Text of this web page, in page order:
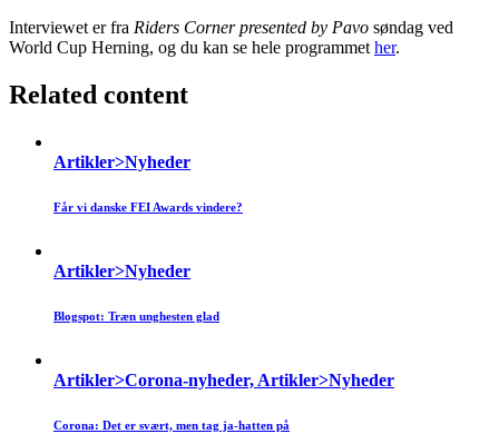
Interviewet er fra Riders Corner presented by Pavo søndag ved
World Cup Herning, og du kan se hele programmet her.
Related content
Artikler>Nyheder
Får vi danske FEI Awards vindere?
Artikler>Nyheder
Blogspot: Træn unghesten glad
Artikler>Corona-nyheder, Artikler>Nyheder
Corona: Det er svært, men tag ja-hatten på